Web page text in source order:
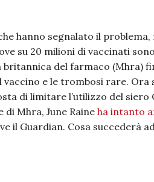
hanno segnalato il
su 20 milioni di vaccinati
britannica del farmaco (Mhra)
vaccino e le trombosi rare.
di limitare l’utilizzo del
di Mhra, June Raine ha intanto
il Guardian. Cosa succederà